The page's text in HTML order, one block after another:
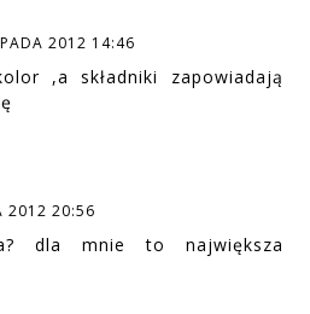
2012 14:46
,a składniki zapowiadają
2012 20:56
dla mnie to największa